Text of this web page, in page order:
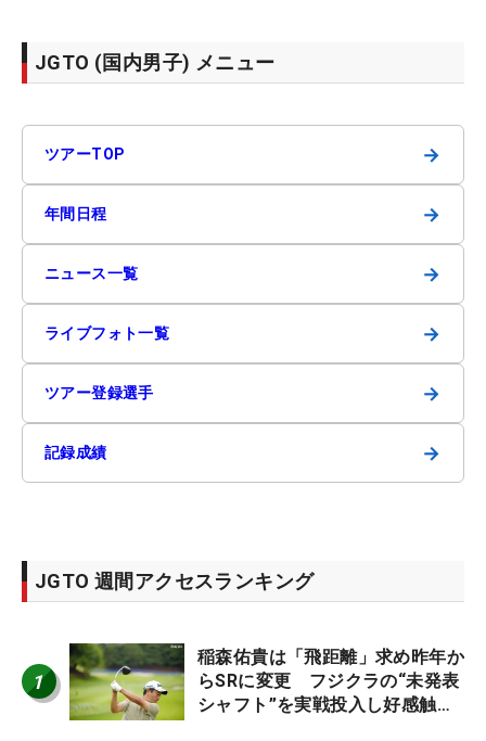
JGTO (国内男子) メニュー
ツアーTOP →
年間日程 →
ニュース一覧 →
ライブフォト一覧 →
ツアー登録選手 →
記録成績 →
JGTO 週間アクセスランキング
1
稲森佑貴は「飛距離」求め昨年か
らSRに変更 フジクラの“未発表
シャフト”を実戦投入し好感触